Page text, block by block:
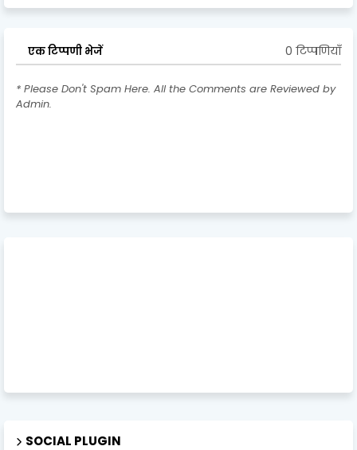
एक टिप्पणी भेजें 0 टिप्पणियाँ
* Please Don't Spam Here. All the Comments are Reviewed by
Admin.
SOCIAL PLUGIN